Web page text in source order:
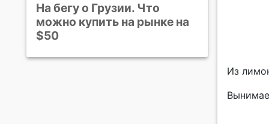
Из
На бегу о Грузии. Что
можно купить на рынке на
$50